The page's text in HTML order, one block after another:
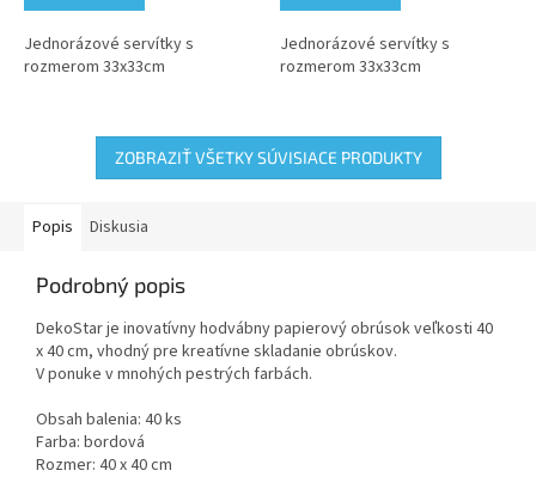
Jednorázové servítky s
rozmerom 33x33cm
Jednorázové servítky s
rozmerom 33x33cm
ZOBRAZIŤ VŠETKY SÚVISIACE PRODUKTY
Popis Diskusia
Podrobný popis
DekoStar je inovatívny hodvábny papierový obrúsok veľkosti 40
x 40 cm, vhodný pre kreatívne skladanie obrúskov.
V ponuke v mnohých pestrých farbách.
Obsah balenia: 40 ks
Farba: bordová
Rozmer: 40 x 40 cm